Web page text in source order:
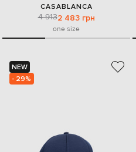
CASABLANCA
4 9132 483 грн
one size
NEW
- 29%